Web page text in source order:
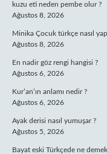
kuzu eti neden pembe olur ?
Ağustos 8, 2026
Minika Çocuk türkçe nasıl
Ağustos 8, 2026
En nadir göz rengi hangisi ?
Ağustos 6, 2026
Kur’an’ın anlamı nedir ?
Ağustos 6, 2026
Ayak derisi nasıl yumuşar ?
Ağustos 5, 2026
Bayat eski Türkçede ne